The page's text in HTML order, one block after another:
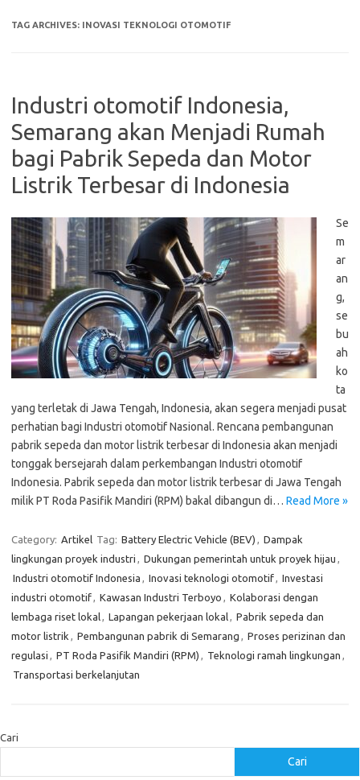
TAG ARCHIVES: INOVASI TEKNOLOGI OTOMOTIF
Industri otomotif Indonesia,
Semarang akan Menjadi Rumah
bagi Pabrik Sepeda dan Motor
Listrik Terbesar di Indonesia
Se
m
ar
an
g,
se
bu
ah
ko
ta
yang terletak di Jawa Tengah, Indonesia, akan segera menjadi pusat
perhatian bagi Industri otomotif Nasional. Rencana pembangunan
pabrik sepeda dan motor listrik terbesar di Indonesia akan menjadi
tonggak bersejarah dalam perkembangan Industri otomotif
Indonesia. Pabrik sepeda dan motor listrik terbesar di Jawa Tengah
milik PT Roda Pasifik Mandiri (RPM) bakal dibangun di… Read More »
Category: Artikel Tag: Battery Electric Vehicle (BEV) , Dampak
lingkungan proyek industri , Dukungan pemerintah untuk proyek hijau ,
Industri otomotif Indonesia , Inovasi teknologi otomotif, Investasi
industri otomotif, Kawasan Industri Terboyo , Kolaborasi dengan
lembaga riset lokal, Lapangan pekerjaan lokal, Pabrik sepeda dan
motor listrik , Pembangunan pabrik di Semarang , Proses perizinan dan
regulasi , PT Roda Pasifik Mandiri (RPM) , Teknologi ramah lingkungan ,
Transportasi berkelanjutan
Cari
Cari